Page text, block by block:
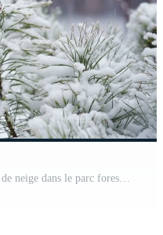
branche de pin dans la neige. chute de neige dans le parc forestier. paysage d'hiver dans un parc flou couvert de neige. Vidéo Pro